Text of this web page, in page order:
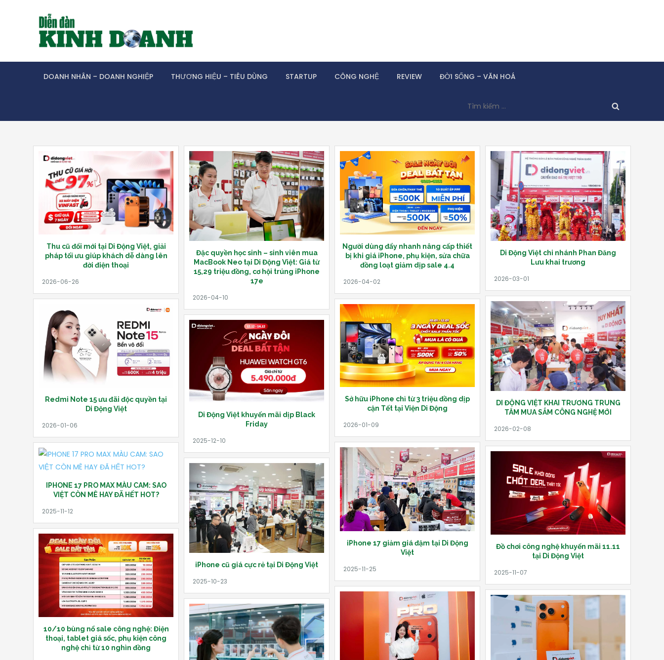
DOANH NHÂN – DOANH NGHIỆP THƯƠNG HIỆU – TIÊU DÙNG STARTUP CÔNG NGHỆ REVIEW ĐỜI SỐNG – VĂN HOÁ
kiếm
cho:
Thu cũ đổi mới tại Di Động Việt, giải
pháp tối ưu giúp khách dễ dàng lên
đời điện thoại
Đặc quyền học sinh – sinh viên mua
MacBook Neo tại Di Động Việt: Giá từ
15,29 triệu đồng, cơ hội trúng iPhone
17e
Người dùng đẩy nhanh nâng cấp thiết
bị khi giá iPhone, phụ kiện, sửa chữa
đồng loạt giảm dịp sale 4.4
Di Động Việt chi nhánh Phan Đăng
Lưu khai trương
DI ĐỘNG VIỆT KHAI TRƯƠNG TRUNG
TÂM MUA SẮM CÔNG NGHỆ MỚI
Sở hữu iPhone chỉ từ 3 triệu đồng dịp
cận Tết tại Viện Di Động
Redmi Note 15 ưu đãi độc quyền tại
Di Động Việt
Di Động Việt khuyến mãi dịp Black
Friday
iPhone 17 giảm giá đậm tại Di Động
Việt
IPHONE 17 PRO MAX MÀU CAM: SAO
VIỆT CÒN MÊ HAY ĐÃ HẾT HOT?
Đồ chơi công nghệ khuyến mãi 11.11
tại Di Động Việt
iPhone cũ giá cực rẻ tại Di Động Việt
10/10 bùng nổ sale công nghệ: Điện
thoại, tablet giá sốc, phụ kiện công
nghệ chỉ từ 10 nghìn đồng